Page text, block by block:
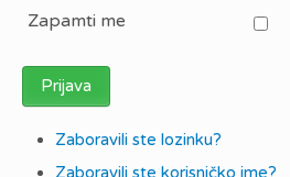
Zapamti me
Prijava
Zaboravili ste lozinku?
Zaboravili ste korisničko ime?